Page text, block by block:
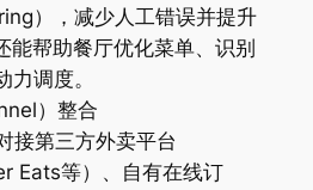
），减少人工错误并提升
能帮助餐厅优化菜单、识别
调度。
）整合
接第三方外卖平台
Eats等）、自有在线订